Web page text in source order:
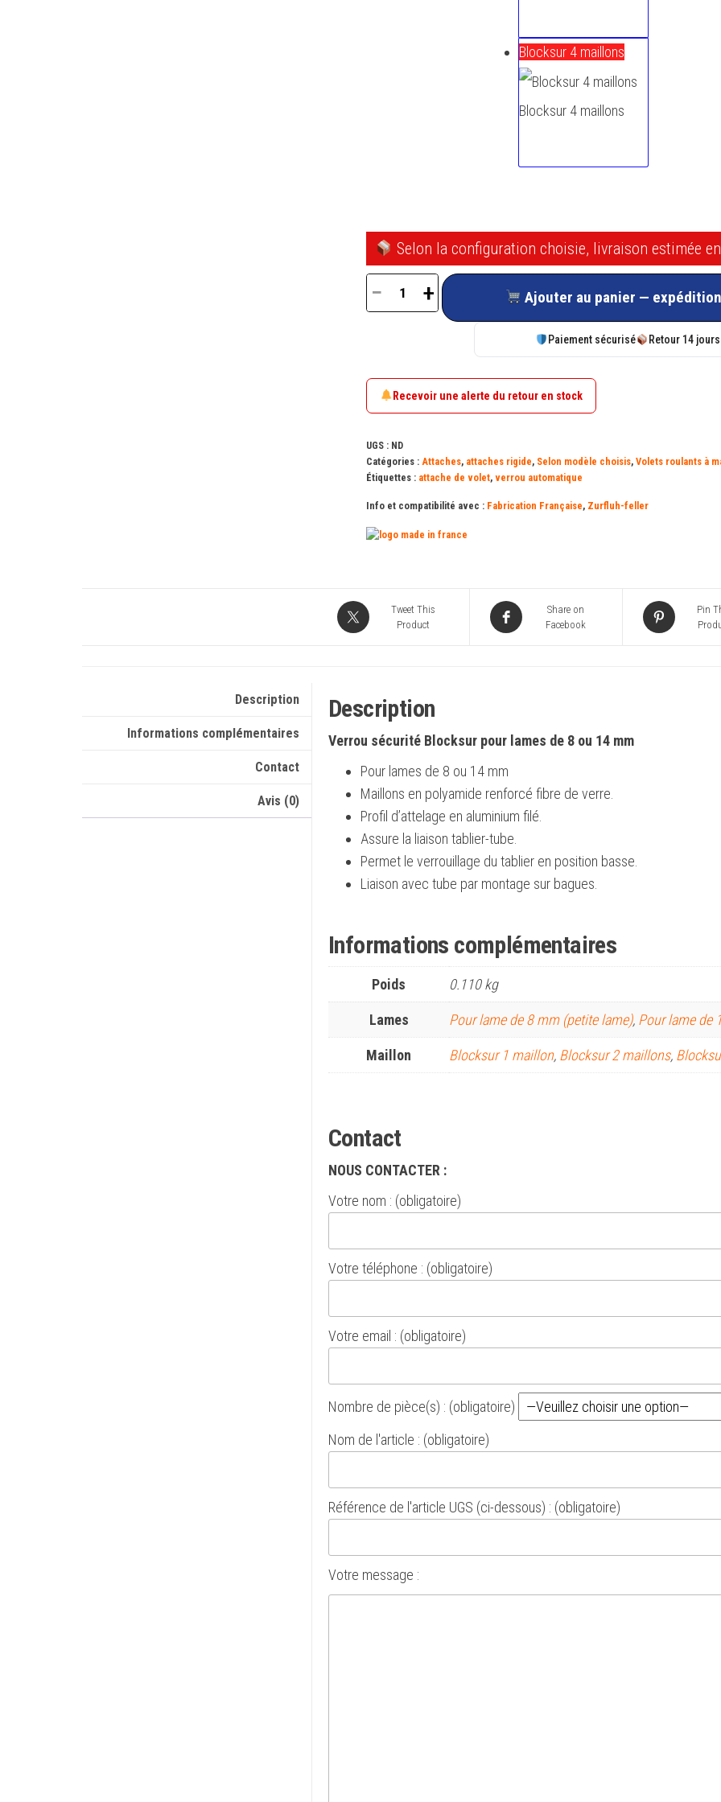
Blocksur 4 maillons
Blocksur 4 maillons
Selon la configuration choisie, livraison estimée
quantité
Blocksur
pour
lames
de
8
ou
14
− + Ajouter au panier —
Paiement sécurisé Retour 14 jours
Recevoir une alerte du retour en stock
UGS : ND
Catégories :Attaches, attaches rigide, Selon modèle choisis,Volets roulants à
Étiquettes : attache de volet,verrou automatique
Info et compatibilité avec : Fabrication Française, Zurfluh-feller
Tweet This
Product
Share on
Facebook
Pin
Description
Informations complémentaires
Contact
Avis (0)
Description
Verrou sécurité Blocksur pour lames de 8 ou 14 mm
Pour lames de 8 ou 14 mm
Maillons en polyamide renforcé fibre de verre.
Profil d’attelage en aluminium filé.
Assure la liaison tablier-tube.
Permet le verrouillage du tablier en position basse.
Liaison avec tube par montage sur bagues.
Informations complémentaires
Poids 0.110 kg
Lames Pour lame de 8 mm (petite lame), Pour lame de
Maillon Blocksur 1 maillon, Blocksur 2 maillons,
Contact
NOUS CONTACTER :
Votre nom : (obligatoire)
Votre téléphone : (obligatoire)
Votre email : (obligatoire)
Nombre de pièce(s) : (obligatoire)
Nom de l'article : (obligatoire)
Référence de l'article UGS (ci-dessous) : (obligatoire)
Votre message :